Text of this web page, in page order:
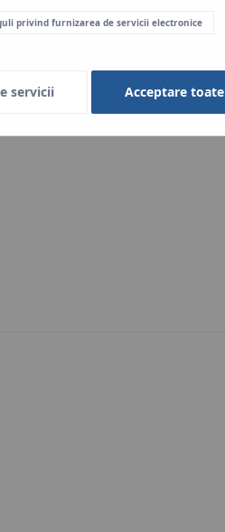
privind furnizarea de servicii electronice
servicii Acceptare toate